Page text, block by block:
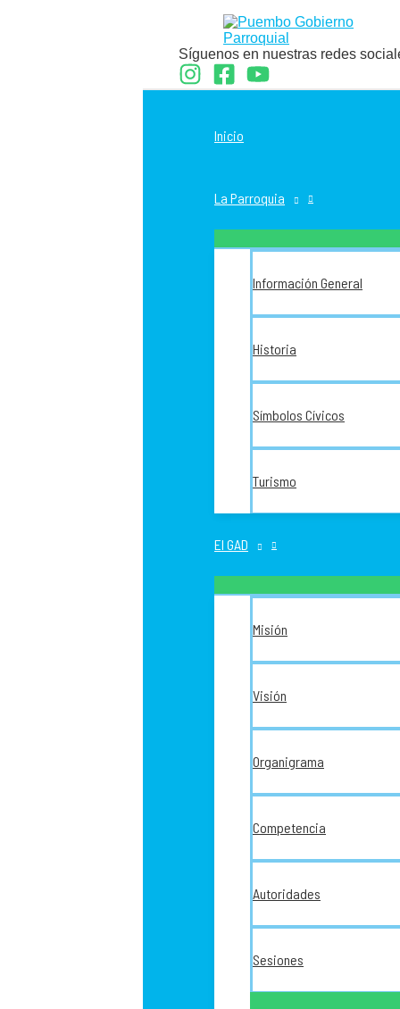
Síguenos en nuestras redes
Inicio
La Parroquia
Información General
Historia
Símbolos Cívicos
Turismo
El GAD
Misión
Visión
Organigrama
Competencia
Autoridades
Sesiones